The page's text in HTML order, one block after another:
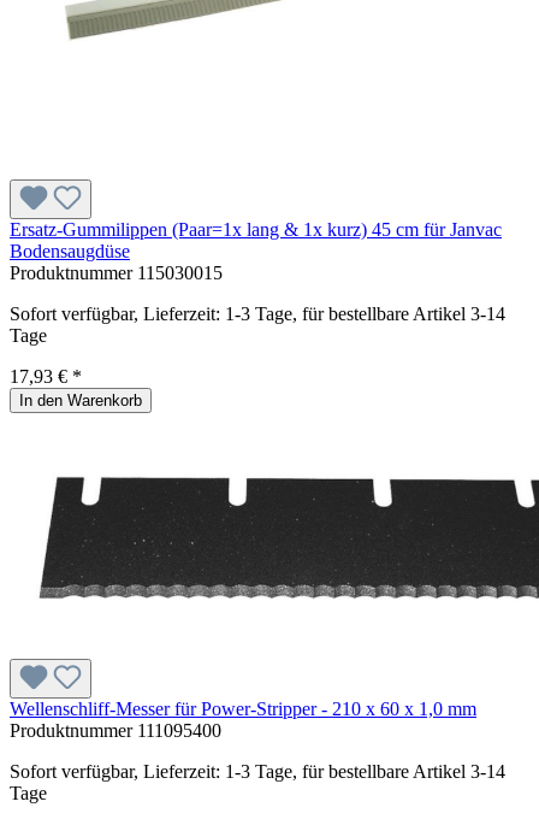
Ersatz-Gummilippen (Paar=1x lang & 1x kurz) 45 cm für Janvac
Bodensaugdüse
Produktnummer 115030015
Sofort verfügbar, Lieferzeit: 1-3 Tage, für bestellbare Artikel 3-14
Tage
17,93 € *
In den Warenkorb
Wellenschliff-Messer für Power-Stripper - 210 x 60 x 1,0 mm
Produktnummer 111095400
Sofort verfügbar, Lieferzeit: 1-3 Tage, für bestellbare Artikel 3-14
Tage